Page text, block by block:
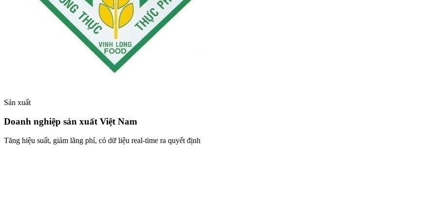
Sản xuất
Doanh nghiệp sản xuất Việt Nam
Tăng hiệu suất, giảm lãng phí, có dữ liệu real-time ra quyết định